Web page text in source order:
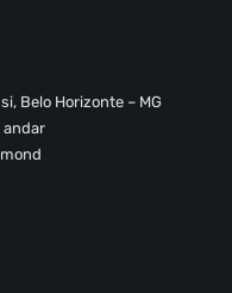
Belo Horizonte – MG
andar